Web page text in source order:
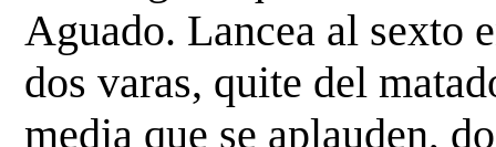
Aguado. Lancea al sexto
dos varas, quite del
media que se aplauden,